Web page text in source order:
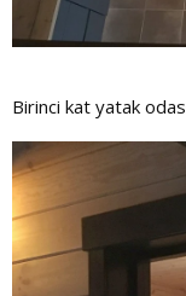
Birinci kat yatak